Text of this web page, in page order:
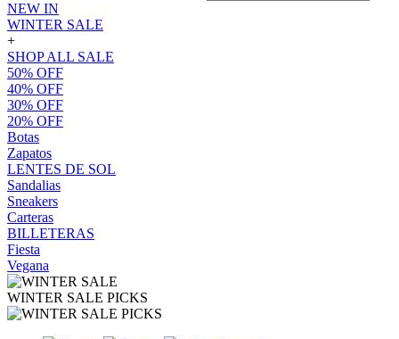
NEW IN
WINTER SALE
+
SHOP ALL SALE
50% OFF
40% OFF
30% OFF
20% OFF
Botas
Zapatos
LENTES DE SOL
Sandalias
Sneakers
Carteras
BILLETERAS
Fiesta
Vegana
WINTER SALE PICKS